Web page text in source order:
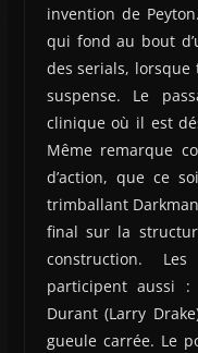
invention de
qui fond au bout
des serials,
suspense. Le
clinique où il est
Même remarque
d’action, que ce
trimballant
final sur la
construction.
participent aussi :
Durant (Larry
gueule carrée. Le